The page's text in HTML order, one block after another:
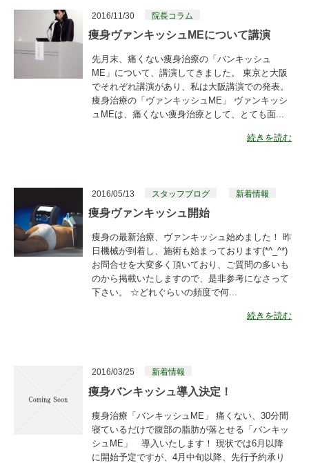
2016/11/30 院長コラム
痩身ヴァンキッシュMEについて講演
先月末、痛くない痩身治療の「バンキッシュ
ME」について、講演してきました。 東京と大阪
でそれぞれ講演があり、私は大阪講演での発表。
痩身治療の「ヴァンキッシュME」 ヴァンキッシ
ュMEは、痛くない痩身治療として、とても面...
続きを読む
2016/05/13 スタッフブログ 新着情報
痩身ヴァンキッシュ開始
痩身の最新治療、ヴァンキッシュ始めました！ 昨
日機械が到着し、施術も始まっております(*^_^*)
お問合せを大変多く頂いており、ご質問の多いも
のから掲載いたしますので、是非参考になさって
下さい。 ☆どれぐらいの頻度で何...
続きを読む
2016/03/25 新着情報
痩身バンキッシュ導入決定！
痩身治療「バンキッシュME」 痛くない、30分間
寝ているだけで腹部の脂肪が落とせる「バンキッ
シュME」 導入いたします！ 現状では6月以降
に開始予定ですが、4月中旬以降、先行予約承り